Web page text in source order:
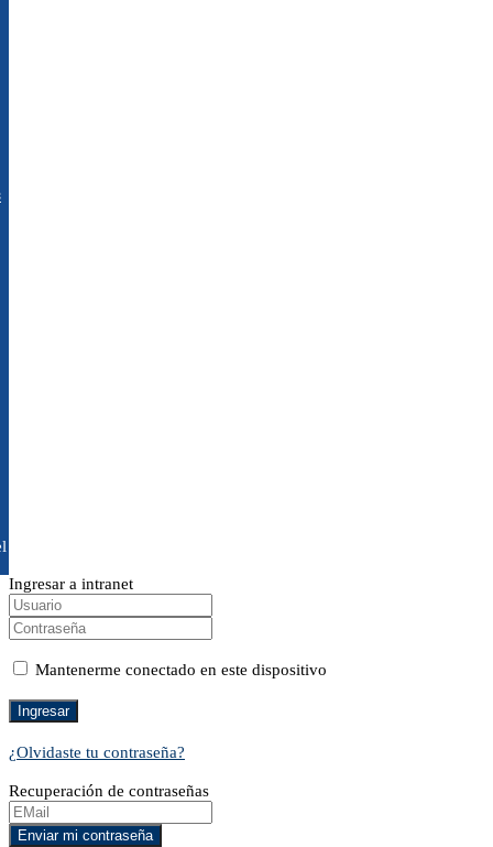
Ingresar a intranet
Mantenerme conectado en este dispositivo
¿Olvidaste tu contraseña?
Recuperación de contraseñas